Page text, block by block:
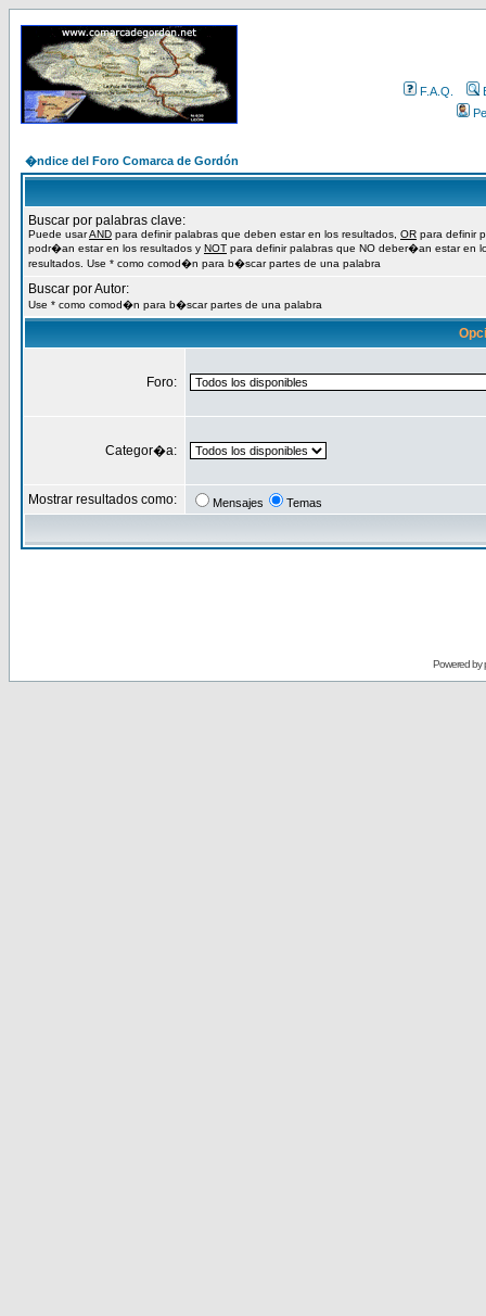
F.A.Q.
�ndice del Foro Comarca de Gordón
Buscar por palabras clave:
Puede usarAND para definir palabras que deben estar en los resultados, OR para definir
podr�an estar en los resultados y NOT para definir palabras que NO deber�an estar en
resultados. Use * como comod�n para b�scar partes de una palabra
Buscar por Autor:
Use * como comod�n para b�scar partes de una palabra
Foro:
Categor�a:
Mostrar resultados como: Mensajes Temas
Powered by